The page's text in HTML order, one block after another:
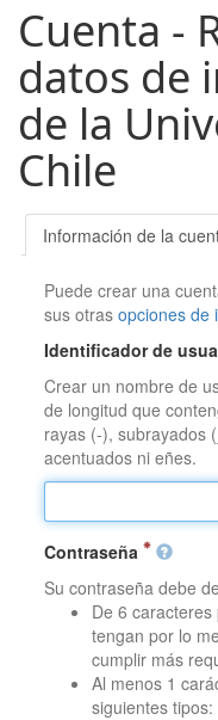
Cuenta -
datos de
de la
Chile
Información de la
Puede crear una
sus otrasopciones de
Identificador de
Crear un nombre de
de longitud que
rayas (-), subrayados
acentuados ni eñes.
Contraseña
Su contraseña debe
De 6
tengan por lo
cumplir más
Al menos 1
siguientes